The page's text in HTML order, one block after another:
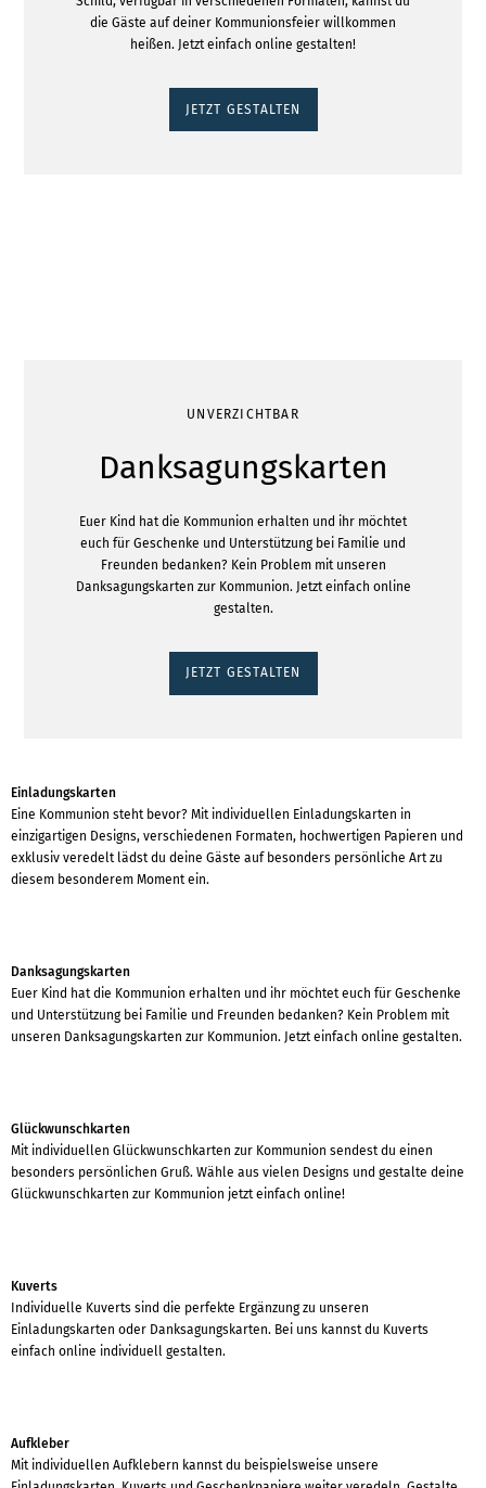
die Gäste auf deiner Kommunionsfeier willkommen
heißen. Jetzt einfach online gestalten!
JETZT GESTALTEN
UNVERZICHTBAR
Danksagungskarten
Euer Kind hat die Kommunion erhalten und ihr möchtet
euch für Geschenke und Unterstützung bei Familie und
Freunden bedanken? Kein Problem mit unseren
Danksagungskarten zur Kommunion. Jetzt einfach online
gestalten.
JETZT GESTALTEN
Einladungskarten
Eine Kommunion steht bevor? Mit individuellen Einladungskarten in
einzigartigen Designs, verschiedenen Formaten, hochwertigen Papieren und
exklusiv veredelt lädst du deine Gäste auf besonders persönliche Art zu
diesem besonderem Moment ein.
Danksagungskarten
Euer Kind hat die Kommunion erhalten und ihr möchtet euch für Geschenke
und Unterstützung bei Familie und Freunden bedanken? Kein Problem mit
unseren Danksagungskarten zur Kommunion. Jetzt einfach online gestalten.
Glückwunschkarten
Mit individuellen Glückwunschkarten zur Kommunion sendest du einen
besonders persönlichen Gruß. Wähle aus vielen Designs und gestalte deine
Glückwunschkarten zur Kommunion jetzt einfach online!
Kuverts
Individuelle Kuverts sind die perfekte Ergänzung zu unseren
Einladungskarten oder Danksagungskarten. Bei uns kannst du Kuverts
einfach online individuell gestalten.
Aufkleber
Mit individuellen Aufklebern kannst du beispielsweise unsere